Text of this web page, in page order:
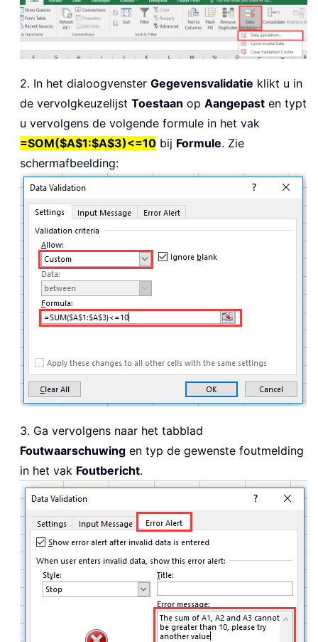
2. In het dialoogvenster Gegevensvalidatie klikt u in
de vervolgkeuzelijst Toestaan op Aangepast en typt
u vervolgens de volgende formule in het vak
=SOM($A$1:$A$3)<=10 bij Formule. Zie
schermafbeelding:
3. Ga vervolgens naar het tabblad
Foutwaarschuwing en typ de gewenste foutmelding
in het vak Foutbericht.